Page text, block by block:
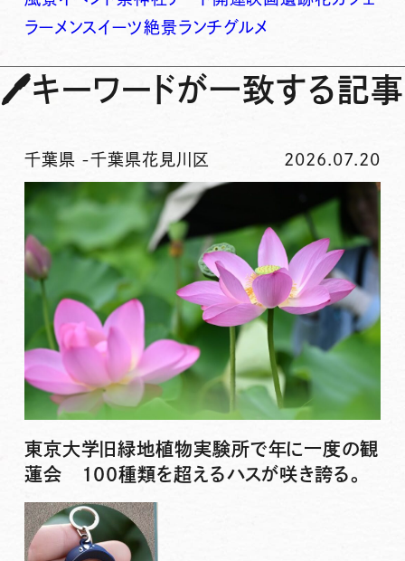
ラーメンスイーツ絶景ランチグルメ
🖊キーワードが一致する記事
千葉県 -千葉県花見川区 2026.07.20
東京大学旧緑地植物実験所で年に一度の観
蓮会 100種類を超えるハスが咲き誇る。